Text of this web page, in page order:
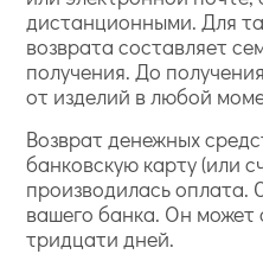
дистанционными. Для
возврата составляет
получения. До
от изделий в любой
Возврат денежных
банковскую карту (или
производилась оплата.
вашего банка. Он может
тридцати дней.